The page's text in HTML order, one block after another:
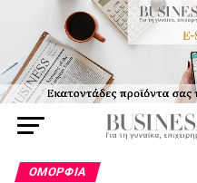
ΟΜΟΡΦΙΆ